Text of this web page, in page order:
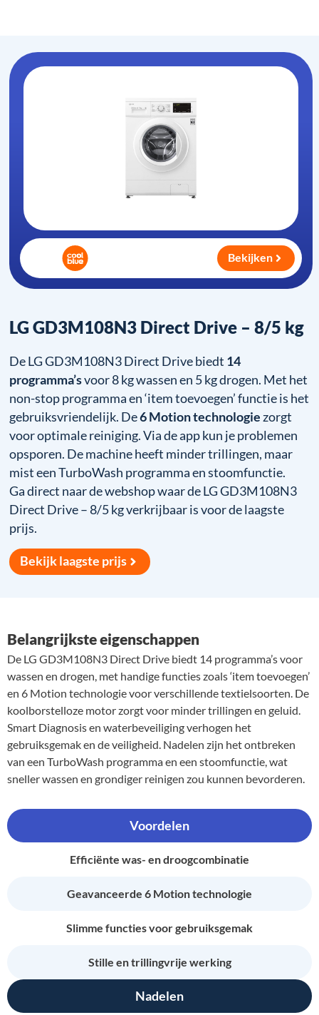
LG GD3M108N3 Direct Drive – 8/5 kg
De LG GD3M108N3 Direct Drive biedt 14
programma’svoor 8 kg wassen en 5 kg drogen. Met het
non-stop programma en ‘item toevoegen’ functie is het
gebruiksvriendelijk. De6 Motion technologie zorgt
voor optimale reiniging. Via de app kun je problemen
opsporen. De machine heeft minder trillingen, maar
mist een TurboWash programma en stoomfunctie.
Ga direct naar de webshop waar de LG GD3M108N3
Direct Drive – 8/5 kg verkrijbaar is voor de laagste
prijs.
Bekijk laagste prijs
Bekijken
Belangrijkste eigenschappen
De LG GD3M108N3 Direct Drive biedt 14 programma’s voor
wassen en drogen, met handige functies zoals ‘item toevoegen’
en 6 Motion technologie voor verschillende textielsoorten. De
koolborstelloze motor zorgt voor minder trillingen en geluid.
Smart Diagnosis en waterbeveiliging verhogen het
gebruiksgemak en de veiligheid. Nadelen zijn het ontbreken
van een TurboWash programma en een stoomfunctie, wat
sneller wassen en grondiger reinigen zou kunnen bevorderen.
Voordelen
Efficiënte was- en droogcombinatie
Geavanceerde 6 Motion technologie
Slimme functies voor gebruiksgemak
Stille en trillingvrije werking
Nadelen